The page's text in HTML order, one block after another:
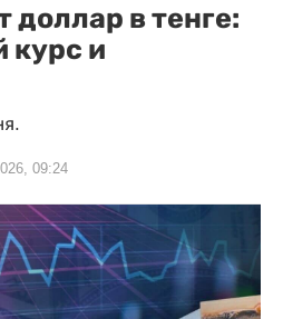
доллар в тенге:
курс и
09:24